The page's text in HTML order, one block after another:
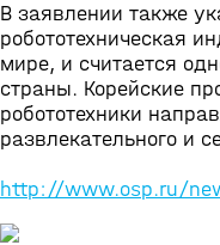
В заявлении также
робототехническая
мире, и считается
страны. Корейские
робототехники
развлекательного и
http://www.osp.ru/